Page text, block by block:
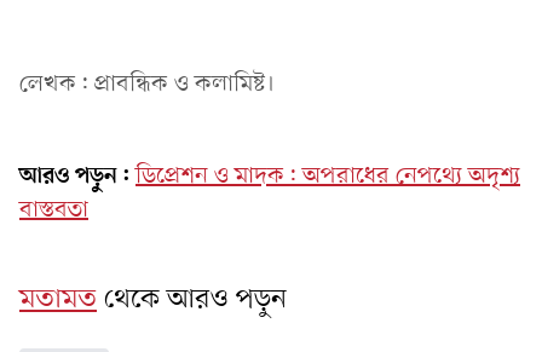
লেখক: প্রাবন্ধিক ও কলামিষ্ট।
আরও পড়ুন: ডিপ্রেশন ও মাদক: অপরাধের নেপথ্যে অদৃশ্য
বাস্তবতা
মতামতথেকে আরও পড়ুন